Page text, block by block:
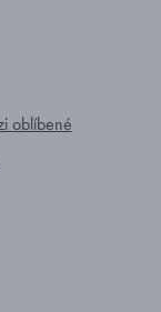
oblíbené